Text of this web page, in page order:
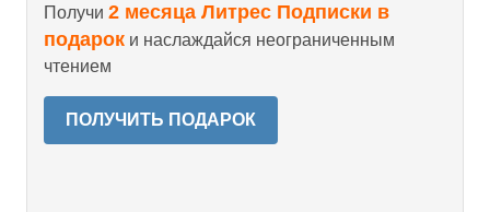
Получи 2 месяца Литрес Подписки в
подарок и наслаждайся неограниченным
чтением
ПОЛУЧИТЬ ПОДАРОК